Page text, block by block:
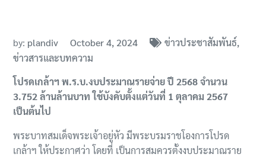
by: plandiv October 4, 2024
ข่าวประชาสัมพันธ์
ข่าวสารและบทความ
โปรดเกล้าฯ พ.ร.บ.งบประมาณรายจ่าย ปี 2568 จำนวน
3.752 ล้านล้านบาท ใช้บังคับตั้งแต่วันที่ 1 ตุลาคม 2567
เป็นต้นไป
พระบาทสมเด็จพระเจ้าอยู่หัว มีพระบรมราชโองการโปรด
เกล้าฯ ให้ประกาศว่า โดยที่ เป็นการสมควรตั้งงบประมาณราย